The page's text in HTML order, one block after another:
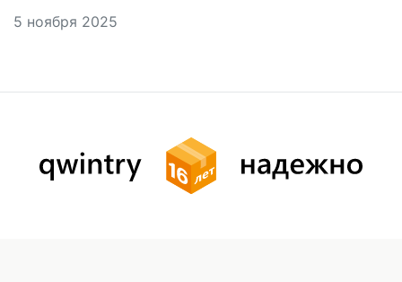
5 ноября 2025